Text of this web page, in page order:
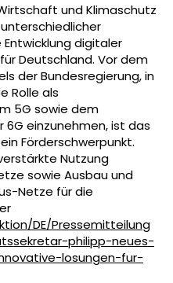
und Klimaschutz
digitaler
Deutschland. Vor dem
der Bundesregierung, in
Rolle als
5G sowie dem
einzunehmen, ist das
Förderschwerpunkt.
Nutzung
sowie Ausbau und
Netze für die
DE/Pressemitteilung
philipp-neues-
losungen-fur-